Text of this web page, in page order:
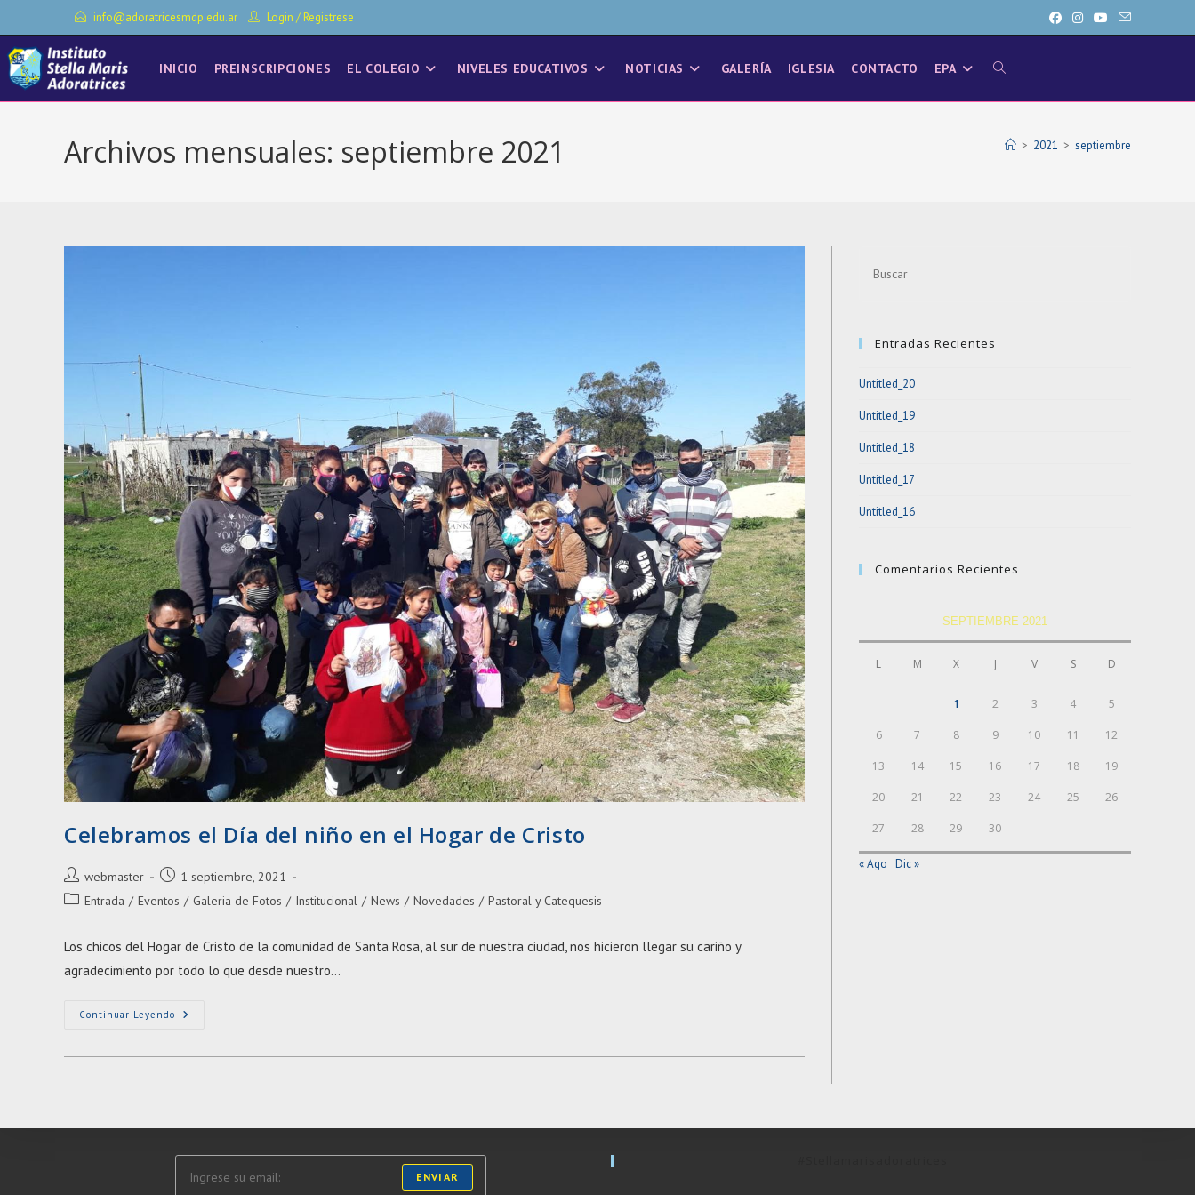
al
contenido
info@adoratricesmdp.edu.ar Login / Registrese
INICIO PREINSCRIPCIONES EL COLEGIO NIVELES EDUCATIVOS NOTICIAS GALERÍA IGLESIA CONTACTO EPA ALTERNAR
BÚSQUEDA
Archivos mensuales: septiembre 2021 > 2021 > septiembre
Celebramos el Día del niño en el Hogar de Cristo
Autor
de
webmaster
Entrada
publicada:
1 septiembre, 2021
Categoría
entrada:
Entrada / Eventos / Galeria de Fotos / Institucional / News / Novedades / Pastoral y Catequesis
Los chicos del Hogar de Cristo de la comunidad de Santa Rosa, al sur de nuestra ciudad, nos hicieron llegar su cariño y
agradecimiento por todo lo que desde nuestro…
Continuar Leyendo Celebramos
Del
Cristo
Entradas Recientes
Untitled_20
Untitled_19
Untitled_18
Untitled_17
Untitled_16
Comentarios Recientes
SEPTIEMBRE 2021
L M X J V S D
1 2 3 4 5
6 7 8 9 10 11 12
13 14 15 16 17 18 19
20 21 22 23 24 25 26
27 28 29 30
« Ago Dic »
ENVIAR